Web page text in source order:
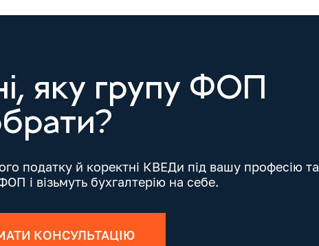
яку групу ФОП
податку й коректні КВЕДи під вашу професію та
і візьмуть бухгалтерію на себе.
КОНСУЛЬТАЦІЮ